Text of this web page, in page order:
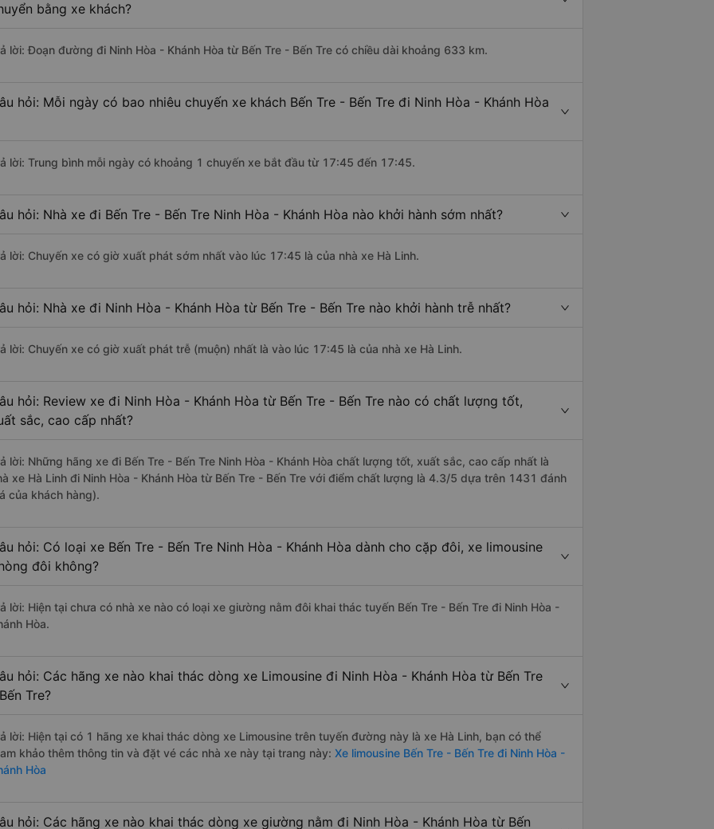
bằng xe khách?
lời: Đoạn đường đi Ninh Hòa - Khánh Hòa từ Bến Tre - Bến Tre có chiều dài khoảng 633 km.
hỏi: Mỗi ngày có bao nhiêu chuyến xe khách Bến Tre - Bến Tre đi Ninh Hòa - Khánh Hòa
lời: Trung bình mỗi ngày có khoảng 1 chuyến xe bắt đầu từ 17:45 đến 17:45.
hỏi: Nhà xe đi Bến Tre - Bến Tre Ninh Hòa - Khánh Hòa nào khởi hành sớm nhất?
lời: Chuyến xe có giờ xuất phát sớm nhất vào lúc 17:45 là của nhà xe Hà Linh.
hỏi: Nhà xe đi Ninh Hòa - Khánh Hòa từ Bến Tre - Bến Tre nào khởi hành trễ nhất?
lời: Chuyến xe có giờ xuất phát trễ (muộn) nhất là vào lúc 17:45 là của nhà xe Hà Linh.
hỏi: Review xe đi Ninh Hòa - Khánh Hòa từ Bến Tre - Bến Tre nào có chất lượng tốt,
sắc, cao cấp nhất?
lời: Những hãng xe đi Bến Tre - Bến Tre Ninh Hòa - Khánh Hòa chất lượng tốt, xuất sắc, cao cấp nhất là
xe Hà Linh đi Ninh Hòa - Khánh Hòa từ Bến Tre - Bến Tre với điểm chất lượng là 4.3/5 dựa trên 1431 đánh
của khách hàng).
hỏi: Có loại xe Bến Tre - Bến Tre Ninh Hòa - Khánh Hòa dành cho cặp đôi, xe limousine
đôi không?
lời: Hiện tại chưa có nhà xe nào có loại xe giường nằm đôi khai thác tuyến Bến Tre - Bến Tre đi Ninh Hòa -
Hòa.
hỏi: Các hãng xe nào khai thác dòng xe Limousine đi Ninh Hòa - Khánh Hòa từ Bến Tre
Tre?
lời: Hiện tại có 1 hãng xe khai thác dòng xe Limousine trên tuyến đường này là xe Hà Linh, bạn có thể
khảo thêm thông tin và đặt vé các nhà xe này tại trang này: Xe limousine Bến Tre - Bến Tre đi Ninh Hòa -
Hòa
hỏi: Các hãng xe nào khai thác dòng xe giường nằm đi Ninh Hòa - Khánh Hòa từ Bến